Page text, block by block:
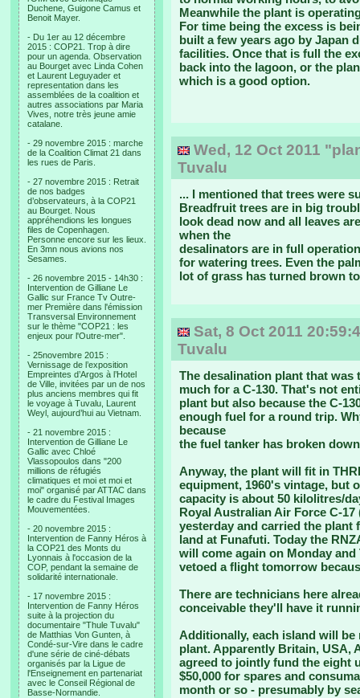
Duchene, Guigone Camus et
Benoit Mayer.
- Du 1er au 12 décembre
2015 : COP21. Trop à dire
pour un agenda. Observation
au Bourget avec Linda Cohen
et Laurent Leguyader et
representation dans les
assemblées de la coalition et
autres associations par Maria
Vives, notre très jeune amie
catalane.
- 29 novembre 2015 : marche
de la Coalition Climat 21 dans
les rues de Paris.
- 27 novembre 2015 : Retrait
de nos badges
d’observateurs, à la COP21
au Bourget. Nous
appréhendions les longues
files de Copenhagen.
Personne encore sur les lieux.
En 3mn nous avions nos
Sesames.
- 26 novembre 2015 - 14h30 :
Intervention de Gilliane Le
Gallic sur France Tv Outre-
mer Première dans l'émission
Transversal Environnement
sur le thème "COP21 : les
enjeux pour l'Outre-mer".
- 25novembre 2015 :
Vernissage de l’exposition
Empreintes d’Argos à l’Hotel
de Ville, invitées par un de nos
plus anciens membres qui fit
le voyage à Tuvalu, Laurent
Weyl, aujourd’hui au Vietnam.
- 21 novembre 2015 :
Intervention de Gilliane Le
Gallic avec Chloé
Vlassopoulos dans "200
millions de réfugiés
climatiques et moi et moi et
moi" organisé par ATTAC dans
le cadre du Festival Images
Mouvementées.
- 20 novembre 2015 :
Intervention de Fanny Héros à
la COP21 des Monts du
Lyonnais à l'occasion de la
COP, pendant la semaine de
solidarité internationale.
- 17 novembre 2015 :
Intervention de Fanny Héros
suite à la projection du
documentaire "Thule Tuvalu"
de Matthias Von Gunten, à
Condé-sur-Vire dans le cadre
d'une série de ciné-débats
organisés par la Ligue de
l'Enseignement en partenariat
avec le Conseil Régional de
Basse-Normandie.
Meanwhile the plant is
For time being the excess is
built a few years ago by Japan
facilities. Once that is full the
back into the lagoon, or the
which is a good option.
Wed, 12 Oct 2011
Tuvalu
... I mentioned that trees were
Breadfruit trees are in big
look dead now and all leaves
when the
desalinators are in full
for watering trees. Even the
lot of grass has turned brown
Sat, 8 Oct 2011
Tuvalu
The desalination plant that was
much for a C-130. That's not
plant but also because the C-
enough fuel for a round trip.
because
the fuel tanker has broken
Anyway, the plant will fit in
equipment, 1960's vintage, but
capacity is about 50 kilolitres/
Royal Australian Air Force C-
yesterday and carried the plant
land at Funafuti. Today the
will come again on Monday
vetoed a flight tomorrow
There are technicians here
conceivable they'll have it
Additionally, each island will
plant. Apparently Britain, USA,
agreed to jointly fund the eight
$50,000 for spares and
month or so - presumably by